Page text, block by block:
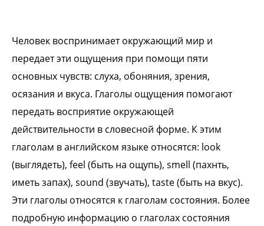
Человек воспринимает окружающий мир и
передает эти ощущения при помощи пяти
основных чувств: слуха, обоняния, зрения,
осязания и вкуса. Глаголы ощущения помогают
передать восприятие окружающей
действительности в словесной форме. К этим
глаголам в английском языке относятся: look
(выглядеть), feel (быть на ощупь), smell (пахнть,
иметь запах), sound (звучать), taste (быть на вкус).
Эти глаголы относятся к глаголам состояния. Более
подробную информацию о глаголах состояния